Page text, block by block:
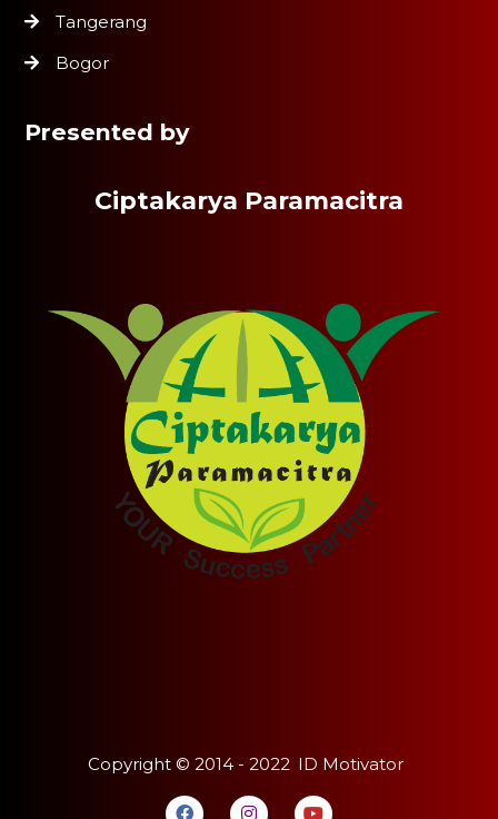
Tangerang
Bogor
Presented by
Ciptakarya Paramacitra
Copyright © 2014 - 2022 ID Motivator